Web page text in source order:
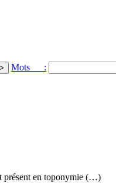
Mots :
présent en toponymie (…)